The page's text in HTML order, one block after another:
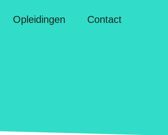
Opleidingen Contact